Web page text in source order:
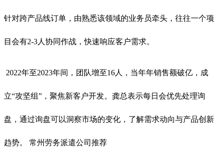
针对跨产品线订单，由熟悉该领域的业务员牵头，往往一个项
目会有2-3人协同作战，快速响应客户需求。
2022年至2023年间，团队增至16人，当年年销售额破亿，成
立“攻坚组”，聚焦新客户开发。龚总表示每日会优先处理询
盘，通过询盘可以洞察市场的变化，了解需求动向与产品创新
趋势。 常州劳务派遣公司推荐